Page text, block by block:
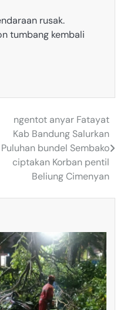
rusak.
tumbang kembali
ngentot anyar Fatayat
Kab Bandung Salurkan
Puluhan bundel Sembako
ciptakan Korban pentil
Beliung Cimenyan